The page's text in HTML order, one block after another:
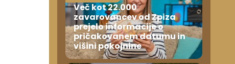
Več kot 22.000
zavarovancev od Zpiza
prejelo informacije o
pričakovanem datumu in
višini pokojnine